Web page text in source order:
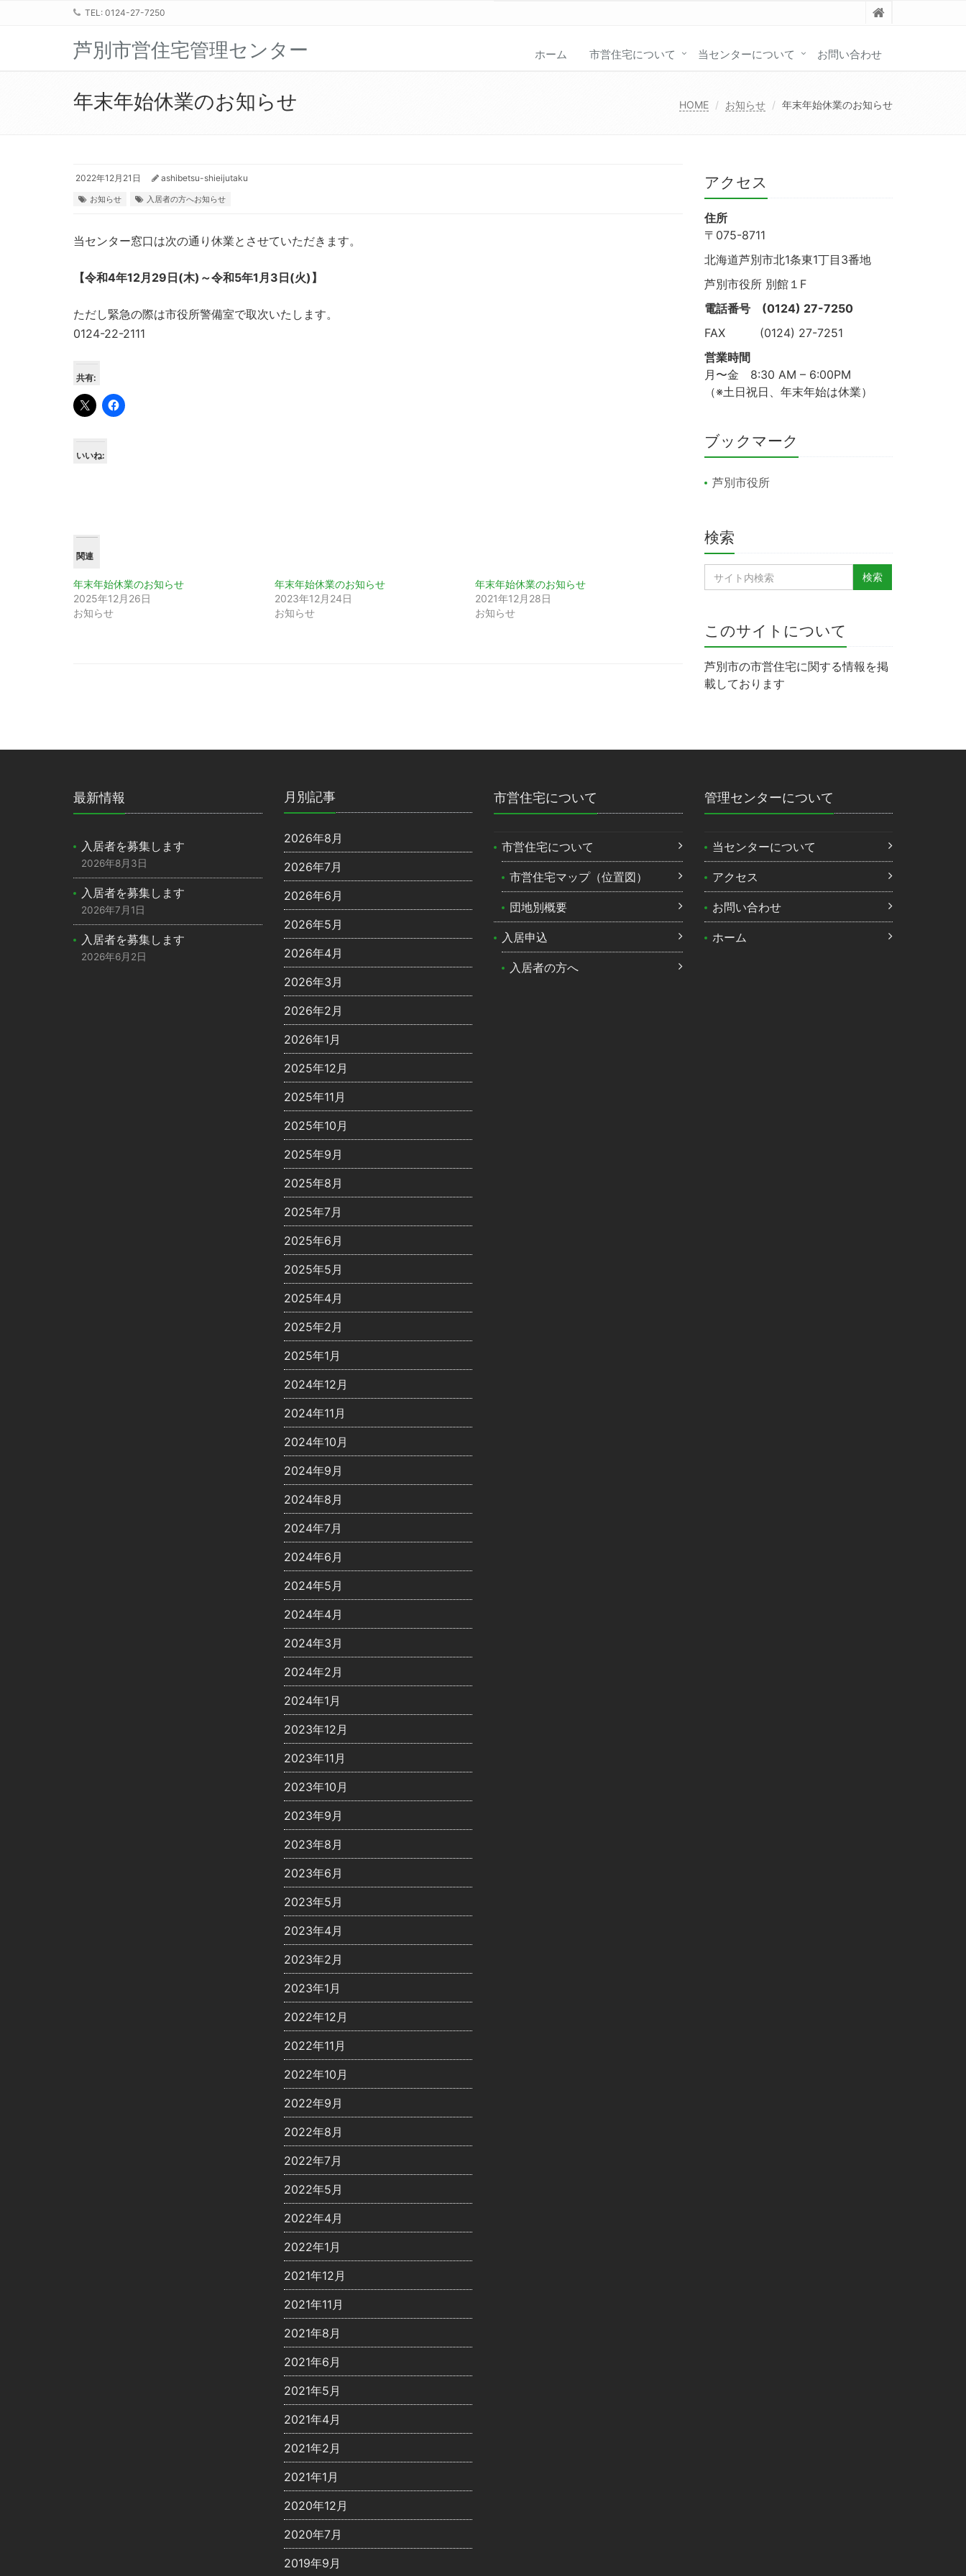
TEL: 0124-27-7250
芦別市営住宅管理センター ホーム 市営住宅について 当センターについて お問い合わせ
年末年始休業のお知らせ HOME お知らせ 年末年始休業のお知らせ
2022年12月21日 ashibetsu-shieijutaku
お知らせ 入居者の方へお知らせ
当センター窓口は次の通り休業とさせていただきます。
【令和4年12月29日(木)～令和5年1月3日(火)】
ただし緊急の際は市役所警備室で取次いたします。
0124-22-2111
共有:
いいね:
関連
年末年始休業のお知らせ
2025年12月26日
お知らせ
年末年始休業のお知らせ
2023年12月24日
お知らせ
年末年始休業のお知らせ
2021年12月28日
お知らせ
アクセス
住所
〒075-8711
北海道芦別市北1条東1丁目3番地
芦別市役所 別館１F
電話番号 (0124) 27-7250
FAX (0124) 27-7251
営業時間
月〜金 8:30 AM – 6:00PM
（※土日祝日、年末年始は休業）
ブックマーク
芦別市役所
検索
このサイトについて
芦別市の市営住宅に関する情報を掲
載しております
最新情報
入居者を募集します
2026年8月3日
入居者を募集します
2026年7月1日
入居者を募集します
2026年6月2日
月別記事
2026年8月
2026年7月
2026年6月
2026年5月
2026年4月
2026年3月
2026年2月
2026年1月
2025年12月
2025年11月
2025年10月
2025年9月
2025年8月
2025年7月
2025年6月
2025年5月
2025年4月
2025年2月
2025年1月
2024年12月
2024年11月
2024年10月
2024年9月
2024年8月
2024年7月
2024年6月
2024年5月
2024年4月
2024年3月
2024年2月
2024年1月
2023年12月
2023年11月
2023年10月
2023年9月
2023年8月
2023年6月
2023年5月
2023年4月
2023年2月
2023年1月
2022年12月
2022年11月
2022年10月
2022年9月
2022年8月
2022年7月
2022年5月
2022年4月
2022年1月
2021年12月
2021年11月
2021年8月
2021年6月
2021年5月
2021年4月
2021年2月
2021年1月
2020年12月
2020年7月
2019年9月
市営住宅について
市営住宅について
市営住宅マップ（位置図）
団地別概要
入居申込
入居者の方へ
管理センターについて
当センターについて
アクセス
お問い合わせ
ホーム